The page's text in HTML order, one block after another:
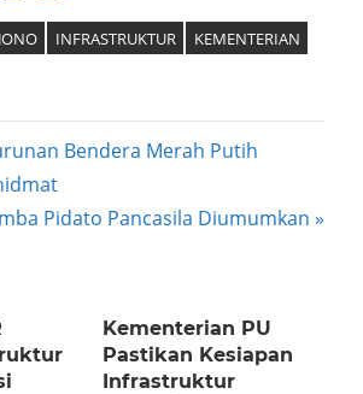
INFRASTRUKTUR
KEMENTERIAN
Bendera Merah Putih
Pidato Pancasila Diumumkan
Kementerian PU
Pastikan Kesiapan
Infrastruktur